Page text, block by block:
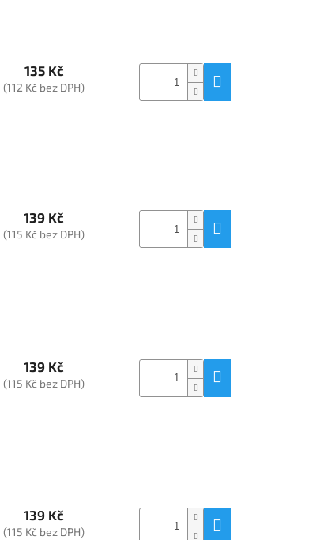
135 Kč
(112 Kč bez DPH)
139 Kč
(115 Kč bez DPH)
139 Kč
(115 Kč bez DPH)
139 Kč
(115 Kč bez DPH)